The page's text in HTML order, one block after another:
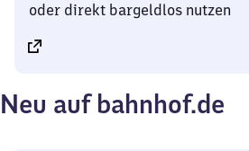
oder direkt bargeldlos nutzen
Neu auf bahnhof.de